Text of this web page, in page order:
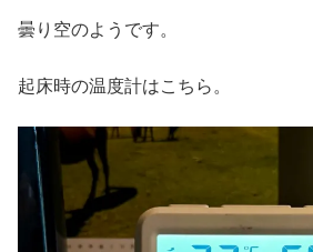
曇り空のようです。
起床時の温度計はこちら。